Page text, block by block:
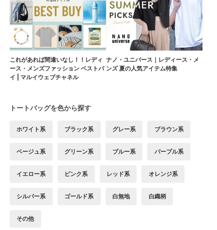
これがあれば間違いなし！！レディ
ース・メンズファッション ベストバ
イ | マルイウェブチャネル
ナノ・ユニバース｜レディース・メ
ンズ 夏の人気アイテム特集
トートバッグを色から探す
ホワイト系 ブラック系 グレー系 ブラウン系
ベージュ系 グリーン系 ブルー系 パープル系
イエロー系 ピンク系 レッド系 オレンジ系
シルバー系 ゴールド系 白無地 白織柄
その他